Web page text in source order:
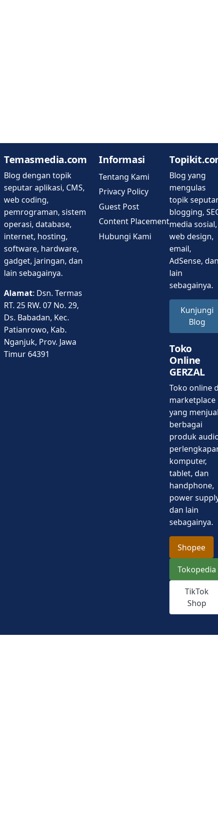
Temasmedia.com
Blog dengan topik
seputar aplikasi, CMS,
web coding,
pemrograman, sistem
operasi, database,
internet, hosting,
software, hardware,
gadget, jaringan, dan
lain sebagainya.
Alamat: Dsn. Termas
RT. 25 RW. 07 No. 29,
Ds. Babadan, Kec.
Patianrowo, Kab.
Nganjuk, Prov. Jawa
Timur 64391
Informasi
Tentang Kami
Privacy Policy
Guest Post
Content Placement
Hubungi Kami
Blog yang
mengulas
topik
blogging,
media sosial,
web design,
email,
AdSense,
lain
sebagainya.
Kunjungi
Blog
Toko
Online
GERZAL
Toko online
marketplace
yang
berbagai
produk
komputer,
tablet, dan
handphone,
power
dan lain
sebagainya.
Shopee
Tokopedia
TikTok
Shop